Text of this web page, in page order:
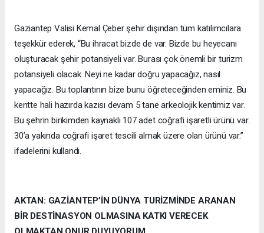
Gaziantep Valisi Kemal Çeber şehir dışından tüm katılımcılara
teşekkür ederek, “Bu ihracat bizde de var. Bizde bu heyecanı
oluşturacak şehir potansiyeli var. Burası çok önemli bir turizm
potansiyeli olacak. Neyi ne kadar doğru yapacağız, nasıl
yapacağız. Bu toplantının bize bunu öğreteceğinden eminiz. Bu
kentte hali hazırda kazısı devam 5 tane arkeolojik kentimiz var.
Bu şehrin birikimden kaynaklı 107 adet coğrafi işaretli ürünü var.
30’a yakında coğrafi işaret tescili almak üzere olan ürünü var.”
ifadelerini kullandı.
AKTAN: GAZİANTEP’İN DÜNYA TURİZMİNDE ARANAN
BİR DESTİNASYON OLMASINA KATKI VERECEK